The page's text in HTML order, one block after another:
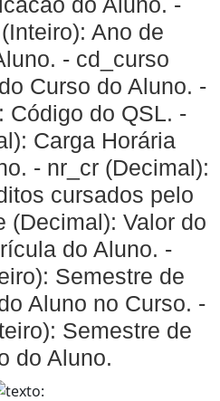
Ano de
- cd_curso
Curso do Aluno. -
Código do QSL. -
Carga Horária
- nr_cr (Decimal):
cursados pelo
(Decimal): Valor do
do Aluno. -
Semestre de
Aluno no Curso. -
Semestre de
do Aluno.